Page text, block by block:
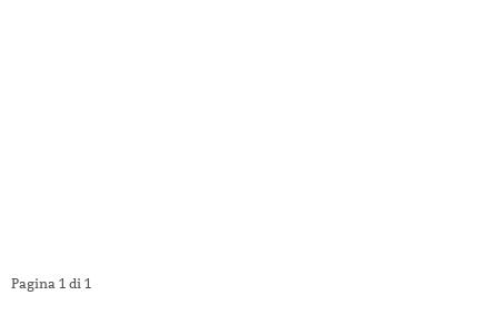
Pagina 1 di 1